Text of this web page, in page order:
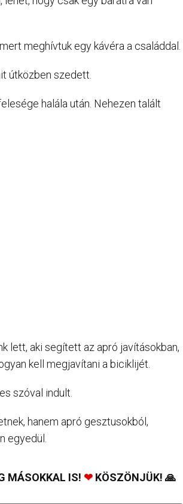
meghívtuk egy kávéra a családdal.
útközben szedett.
halála után. Nehezen talált
lett, aki segített az apró javításokban,
kell megjavítani a biciklijét.
szóval indult.
hanem apró gesztusokból,
egyedül.
MÁSOKKAL IS! ❤KÖSZÖNJÜK! 🙏